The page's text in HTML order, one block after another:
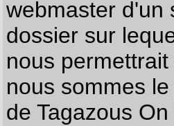
webmaster d'un
dossier sur
nous
nous sommes
de Tagazous On